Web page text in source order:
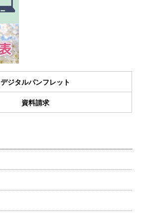
デジタルパンフレット
資料請求